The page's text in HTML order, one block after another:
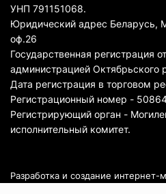
УНП 791151068.
Юридический адрес Беларусь,
оф.26
Государственная регистрация
администрацией Октябрьского
Дата регистрация в торговом
Регистрационный номер -
Регистрирующий орган -
исполнительный комитет.
Разработка и создание интернет-